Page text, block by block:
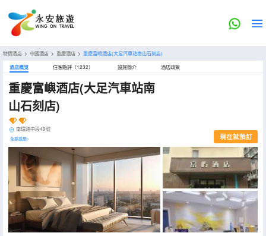
特價酒店 > 中國酒店 > 重慶酒店 > 重慶富嶼酒店(大足汽車站南山石刻店)
酒店概览 住客點評（1232） 設施簡介 酒店政策
重慶富嶼酒店(大足汽車站南
山石刻店)
南環路中段49號
全部設施> 現在就預訂